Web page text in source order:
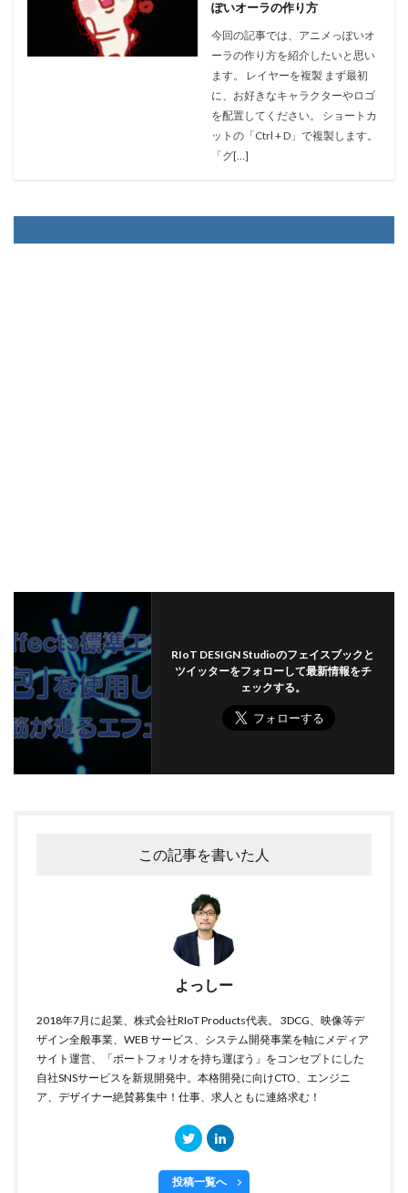
ぽいオーラの作り方
今回の記事では、アニメっぽいオ
ーラの作り方を紹介したいと思い
ます。 レイヤーを複製 まず最初
に、お好きなキャラクターやロゴ
を配置してください。 ショートカ
ットの「Ctrl + D」で複製します。
「グ[…]
RIoT DESIGN Studioのフェイスブックと
ツイッターをフォローして最新情報をチ
ェックする。
この記事を書いた人
よっしー
2018年7月に起業、株式会社RIoT Products代表。 3DCG、映像等デ
ザイン全般事業、WEB サービス、システム開発事業を軸にメディア
サイト運営、「ポートフォリオを持ち運ぼう」をコンセプトにした
自社SNSサービスを新規開発中。本格開発に向けCTO、エンジニ
ア、デザイナー絶賛募集中！仕事、求人ともに連絡求む！
投稿一覧へ